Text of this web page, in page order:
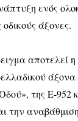
ενός
άξονες.
αποτελεί
της Ε-
την